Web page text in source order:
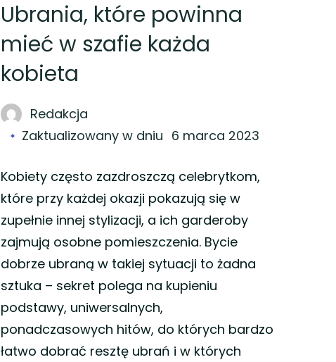
Ubrania, które powinna
mieć w szafie każda
kobieta
Redakcja
Zaktualizowany w dniu 6 marca 2023
Kobiety często zazdroszczą celebrytkom,
które przy każdej okazji pokazują się w
zupełnie innej stylizacji, a ich garderoby
zajmują osobne pomieszczenia. Bycie
dobrze ubraną w takiej sytuacji to żadna
sztuka – sekret polega na kupieniu
podstawy, uniwersalnych,
ponadczasowych hitów, do których bardzo
łatwo dobrać resztę ubrań i w których